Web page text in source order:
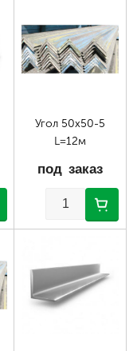
Угол 50х50-5
L=12м
под заказ